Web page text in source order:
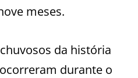
meses.
da história
durante o